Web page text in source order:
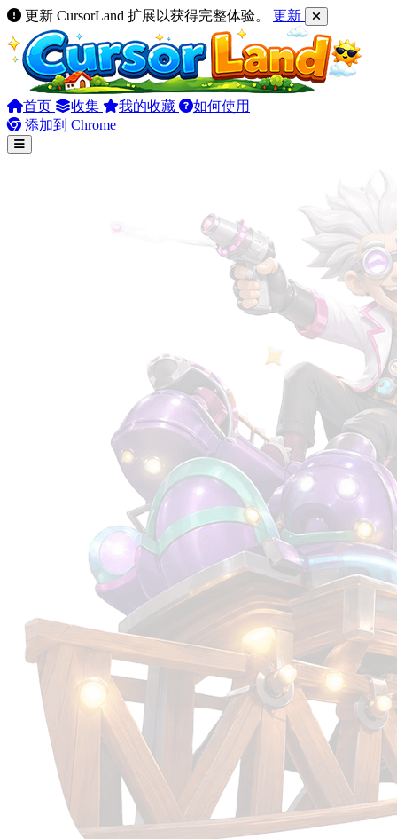
更新 CursorLand 扩展以获得完整体验。 更新
首页 收集 我的收藏
如何使用
添加到 Chrome